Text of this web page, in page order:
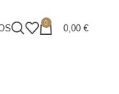
0 0,00€